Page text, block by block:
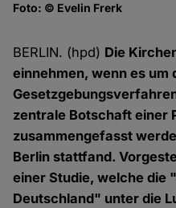
Foto: © Evelin Frerk
BERLIN. (hpd) Die
einnehmen, wenn es um
zentrale Botschaft einer
zusammengefasst
Berlin stattfand.
einer Studie, welche die
Deutschland" unter die